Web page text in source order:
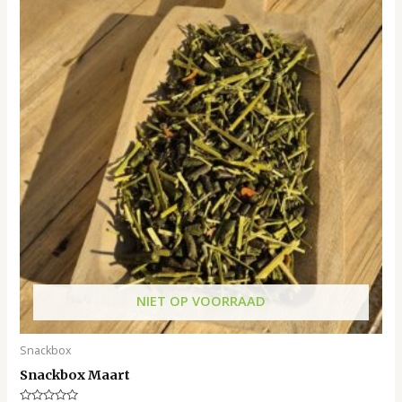
NIET OP VOORRAAD
Snackbox
Snackbox Maart